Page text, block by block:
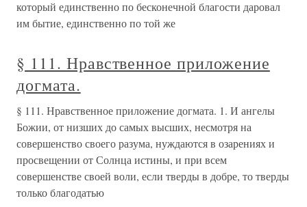
который единственно по бесконечной благости даровал
им бытие, единственно по той же
§ 111. Нравственное приложение
догмата.
§ 111. Нравственное приложение догмата. 1. И ангелы
Божии, от низших до самых высших, несмотря на
совершенство своего разума, нуждаются в озарениях и
просвещении от Солнца истины, и при всем
совершенстве своей воли, если тверды в добре, то тверды
только благодатью